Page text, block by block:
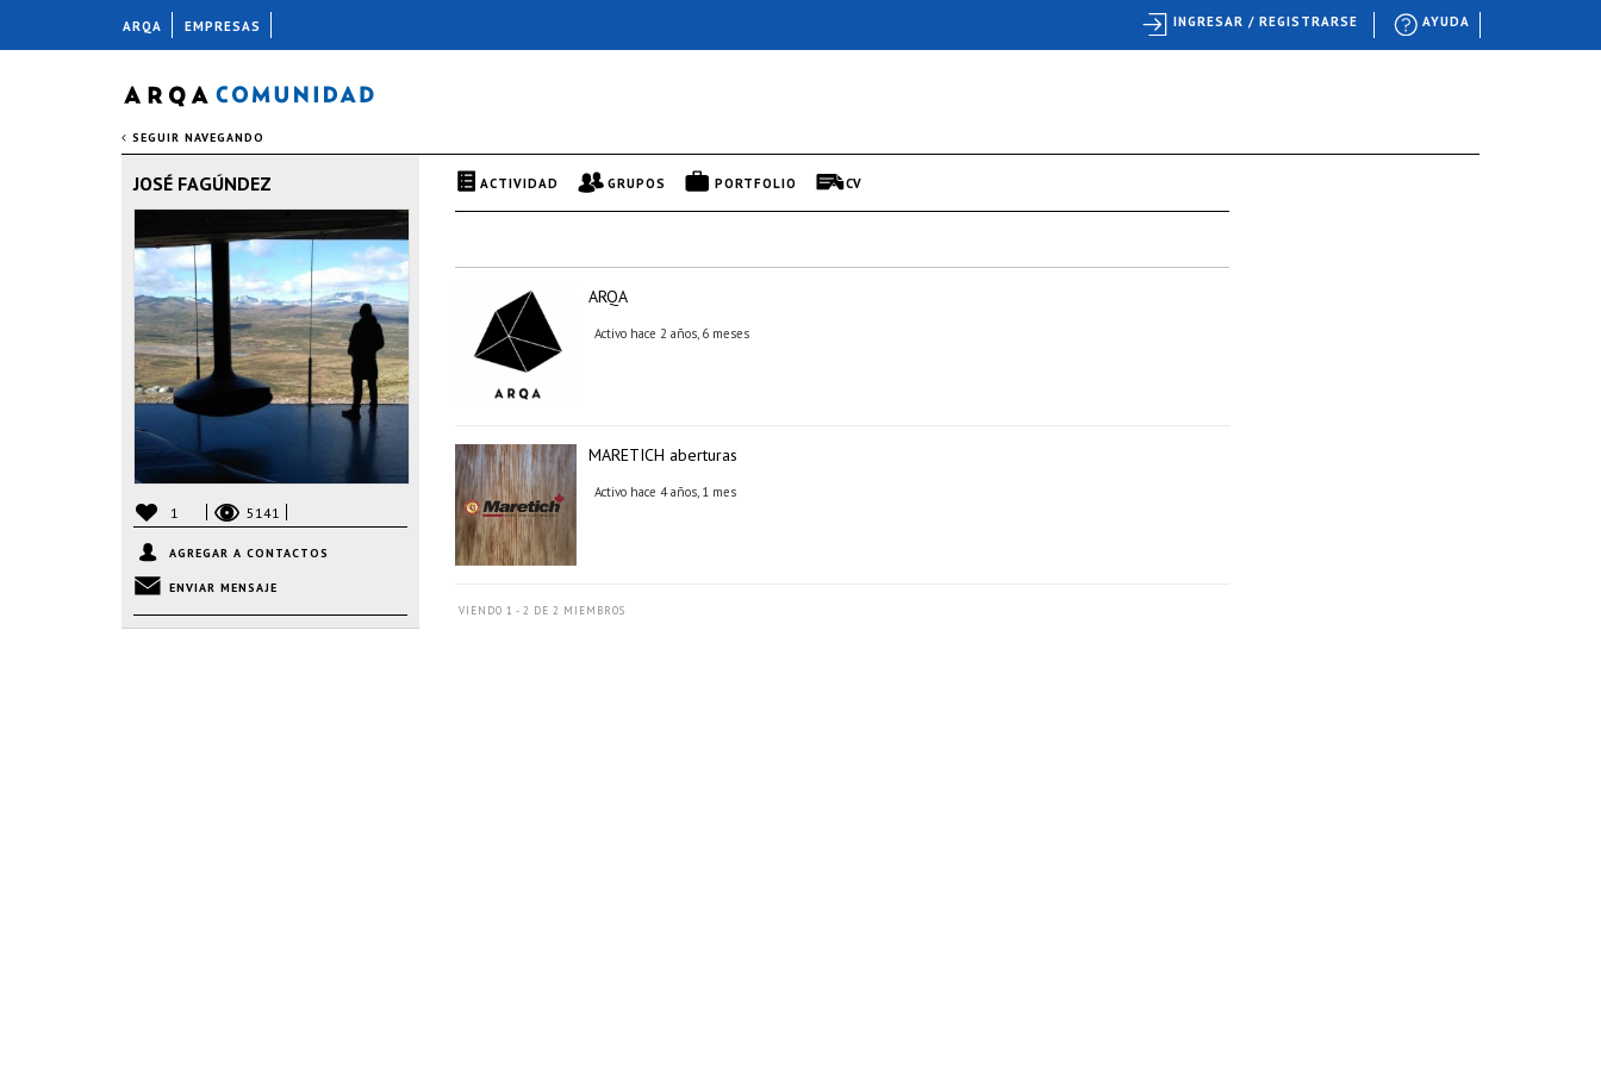
SEGUIR NAVEGANDO
JOSÉ FAGÚNDEZ
1 5141
AGREGAR A CONTACTOS
ENVIAR MENSAJE
ACTIVIDAD GRUPOS PORTFOLIO CV
ARQA
Activo hace 2 años, 6 meses
MARETICH aberturas
Activo hace 4 años, 1 mes
VIENDO 1 - 2 DE 2 MIEMBROS
ARQA EMPRESAS AYUDA
INGRESAR / REGISTRARSE